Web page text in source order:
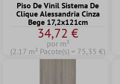
Piso De Vinil Sistema De
Clique Alessandria Cinza
Bege 17,2x121cm
34,72 €
por m²
(2.17 m² Pacote(s) = 75,35 €)